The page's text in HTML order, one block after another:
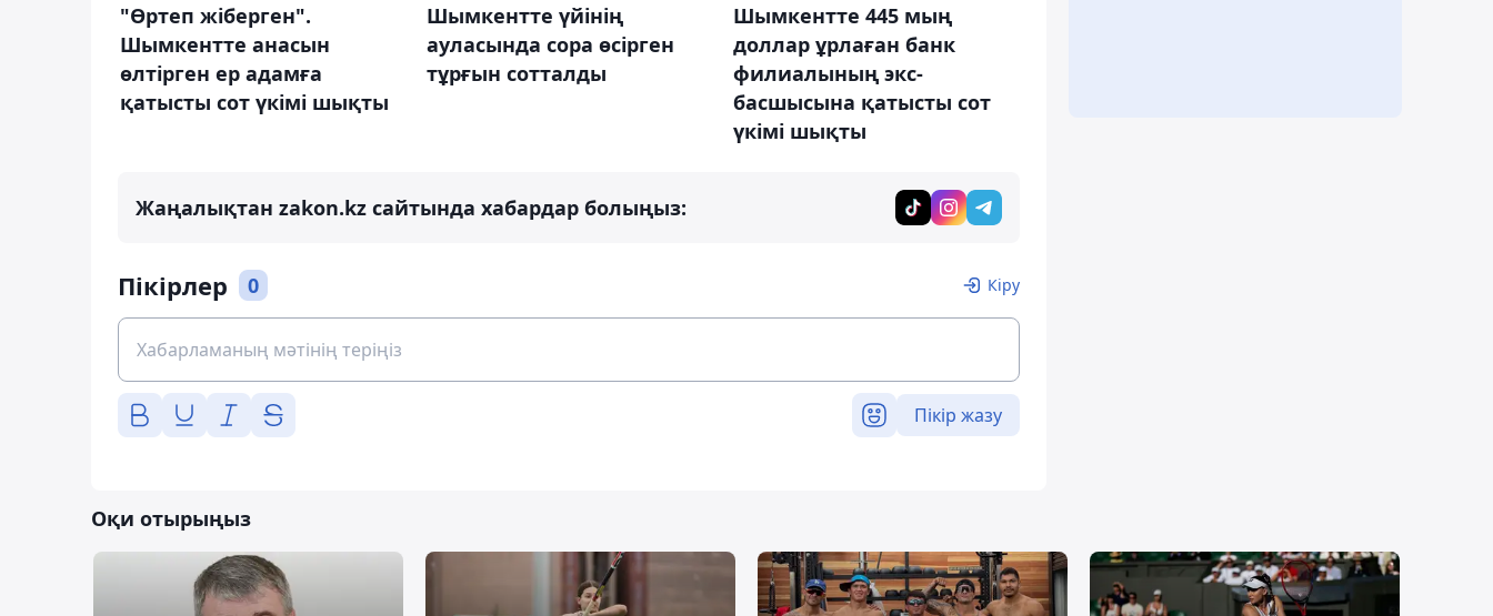
"Өртеп жіберген".
Шымкентте анасын
өлтірген ер адамға
қатысты сот үкімі шықты
Шымкентте үйінің
ауласында сора өсірген
тұрғын сотталды
Шымкентте 445 мың
доллар ұрлаған банк
филиалының экс-
басшысына қатысты сот
үкімі шықты
Жаңалықтан zakon.kz сайтында хабардар болыңыз:
Пікірлер 0 Кіру
Пікір жазу
Оқи отырыңыз